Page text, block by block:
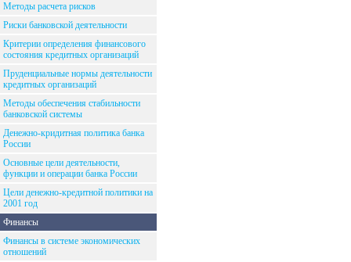
Методы расчета рисков
Риски банковской деятельности
Критерии определения финансового
состояния кредитных организаций
Пруденциальные нормы деятельности
кредитных организаций
Методы обеспечения стабильности
банковской системы
Денежно-кридитная политика банка
России
Основные цели деятельности,
функции и операции банка России
Цели денежно-кредитной политики на
2001 год
Финансы
Финансы в системе экономических
отношений